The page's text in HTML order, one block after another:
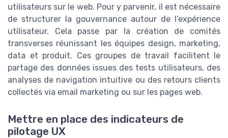
utilisateurs sur le web. Pour y parvenir, il est nécessaire
de structurer la gouvernance autour de l’expérience
utilisateur. Cela passe par la création de comités
transverses réunissant les équipes design, marketing,
data et produit. Ces groupes de travail facilitent le
partage des données issues des tests utilisateurs, des
analyses de navigation intuitive ou des retours clients
collectés via email marketing ou sur les pages web.
Mettre en place des indicateurs de
pilotage UX